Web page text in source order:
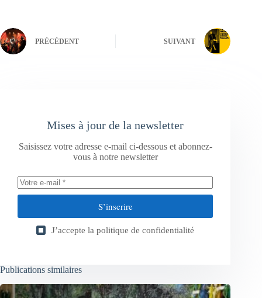
PRÉCÉDENT SUIVANT
Mises à jour de la newsletter
Saisissez votre adresse e-mail ci-dessous et abonnez-
vous à notre newsletter
S’inscrire
J’accepte la politique de confidentialité
Publications similaires